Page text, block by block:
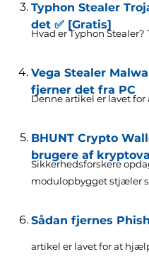
Typhon Stealer
det ✅ [Gratis]
Hvad er Typhon Stealer?
Vega Stealer
fjerner det fra PC
Denne artikel er lavet
BHUNT Crypto
brugere af
Sikkerhedsforskere
modulopbygget stjæler
Sådan fjernes
artikel er lavet for at